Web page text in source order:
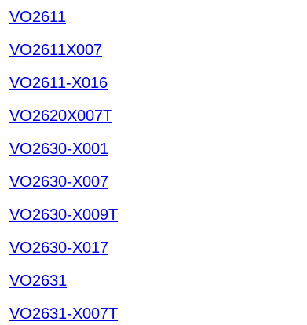
VO2611
VO2611X007
VO2611-X016
VO2620X007T
VO2630-X001
VO2630-X007
VO2630-X009T
VO2630-X017
VO2631
VO2631-X007T